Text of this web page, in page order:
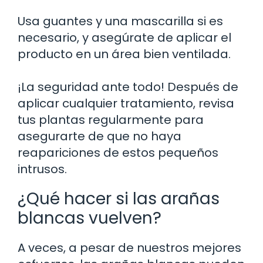
Usa guantes y una mascarilla si es
necesario, y asegúrate de aplicar el
producto en un área bien ventilada.
¡La seguridad ante todo! Después de
aplicar cualquier tratamiento, revisa
tus plantas regularmente para
asegurarte de que no haya
reapariciones de estos pequeños
intrusos.
¿Qué hacer si las arañas
blancas vuelven?
A veces, a pesar de nuestros mejores